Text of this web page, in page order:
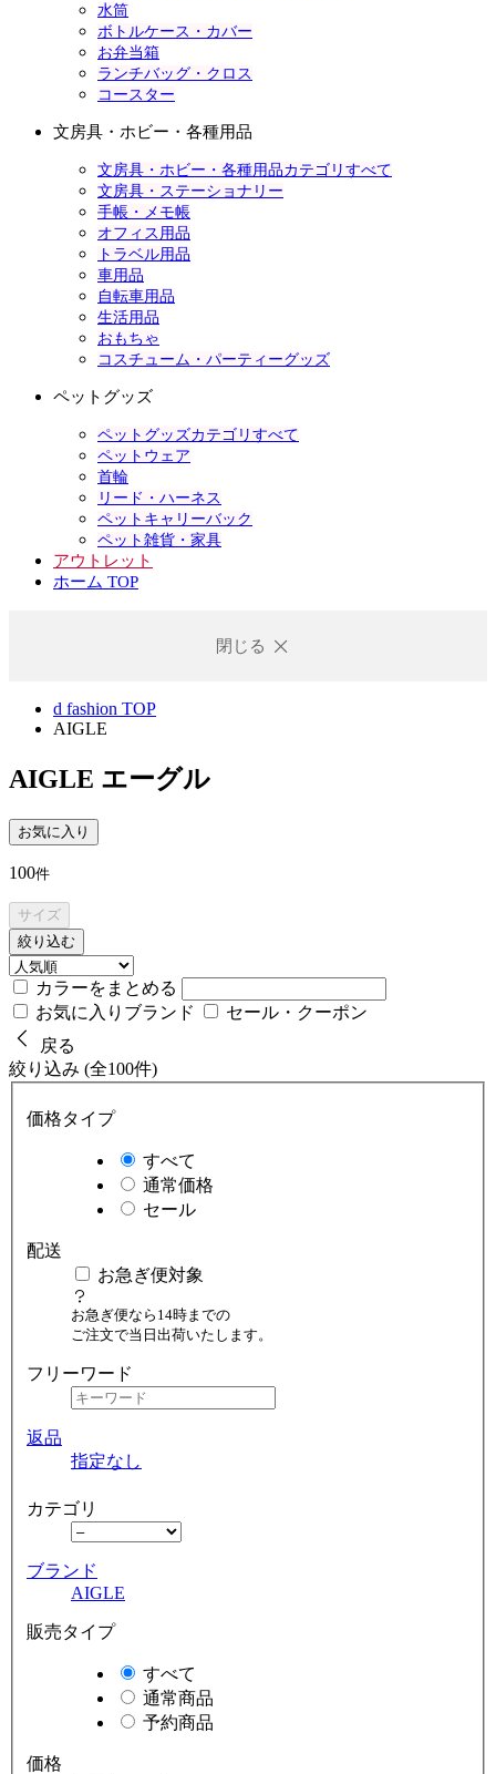
水筒
ボトルケース・カバー
お弁当箱
ランチバッグ・クロス
コースター
文房具・ホビー・各種用品
文房具・ホビー・各種用品カテゴリすべて
文房具・ステーショナリー
手帳・メモ帳
オフィス用品
トラベル用品
車用品
自転車用品
生活用品
おもちゃ
コスチューム・パーティーグッズ
ペットグッズ
ペットグッズカテゴリすべて
ペットウェア
首輪
リード・ハーネス
ペットキャリーバック
ペット雑貨・家具
アウトレット
ホーム TOP
閉じる
d fashion TOP
AIGLE
AIGLE エーグル
お気に入り
100件
サイズ
絞り込む
カラーをまとめる
お気に入りブランド
セール・クーポン
戻る
絞り込み (全100件)
価格タイプ
すべて
通常価格
セール
配送
お急ぎ便対象
お急ぎ便なら14時までの
ご注文で当日出荷いたします。
フリーワード
返品
指定なし
カテゴリ
ブランド
AIGLE
販売タイプ
すべて
通常商品
予約商品
価格